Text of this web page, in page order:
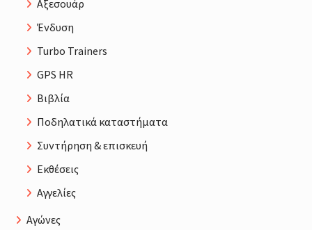
Αξεσουάρ
Ένδυση
Turbo Trainers
GPS HR
Βιβλία
Ποδηλατικά καταστήματα
Συντήρηση & επισκευή
Εκθέσεις
Αγγελίες
Αγώνες